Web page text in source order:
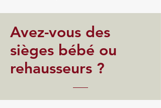
Avez-vous des
sièges bébé ou
rehausseurs ?